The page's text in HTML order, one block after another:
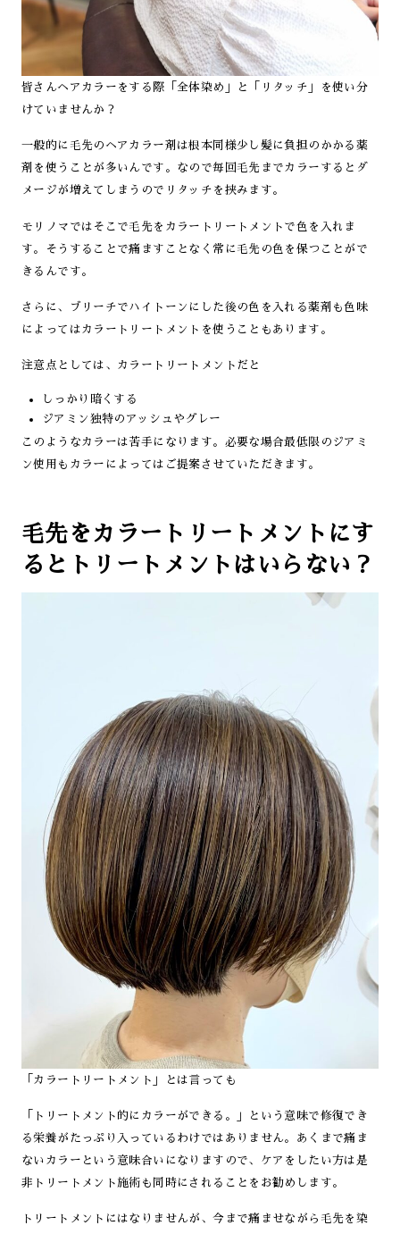
皆さんヘアカラーをする際「全体染め」と「リタッチ」を使い分
けていませんか？
一般的に毛先のヘアカラー剤は根本同様少し髪に負担のかかる薬
剤を使うことが多いんです。なので毎回毛先までカラーするとダ
メージが増えてしまうのでリタッチを挟みます。
モリノマではそこで毛先をカラートリートメントで色を入れま
す。そうすることで痛ますことなく常に毛先の色を保つことがで
きるんです。
さらに、ブリーチでハイトーンにした後の色を入れる薬剤も色味
によってはカラートリートメントを使うこともあります。
注意点としては、カラートリートメントだと
しっかり暗くする
ジアミン独特のアッシュやグレー
このようなカラーは苦手になります。必要な場合最低限のジアミ
ン使用もカラーによってはご提案させていただきます。
毛先をカラートリートメントにす
るとトリートメントはいらない？
「カラートリートメント」とは言っても
「トリートメント的にカラーができる。」という意味で修復でき
る栄養がたっぷり入っているわけではありません。あくまで痛ま
ないカラーという意味合いになりますので、ケアをしたい方は是
非トリートメント施術も同時にされることをお勧めします。
トリートメントにはなりませんが、今まで痛ませながら毛先を染